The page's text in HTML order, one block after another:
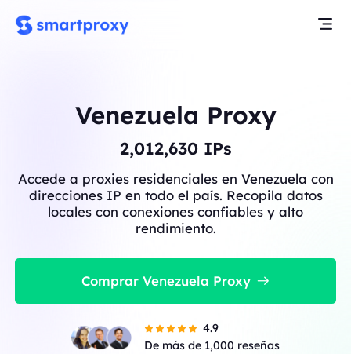
Venezuela Proxy
2,012,630IPs
Accede a proxies residenciales en Venezuela con
direcciones IP en todo el país. Recopila datos
locales con conexiones confiables y alto
rendimiento.
Comprar Venezuela Proxy
4.9
De más de 1,000 reseñas